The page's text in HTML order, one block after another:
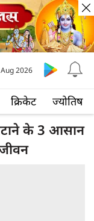
क्रिकेट ज्योतिष
2026
के 3 आसान